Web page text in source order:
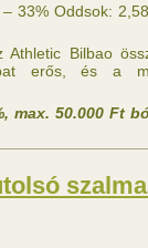
33% Oddsok:
Bilbao
erős, és a
max. 50.000 Ft